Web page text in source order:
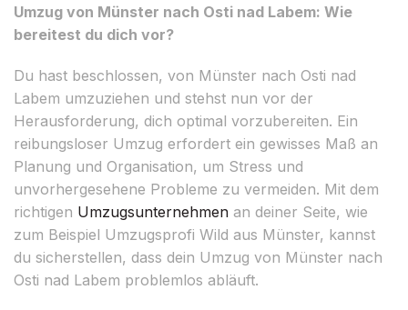
Umzug von Münster nach Osti nad Labem: Wie
bereitest du dich vor?
Du hast beschlossen, von Münster nach Osti nad
Labem umzuziehen und stehst nun vor der
Herausforderung, dich optimal vorzubereiten. Ein
reibungsloser Umzug erfordert ein gewisses Maß an
Planung und Organisation, um Stress und
unvorhergesehene Probleme zu vermeiden. Mit dem
richtigen Umzugsunternehmen an deiner Seite, wie
zum Beispiel Umzugsprofi Wild aus Münster, kannst
du sicherstellen, dass dein Umzug von Münster nach
Osti nad Labem problemlos abläuft.